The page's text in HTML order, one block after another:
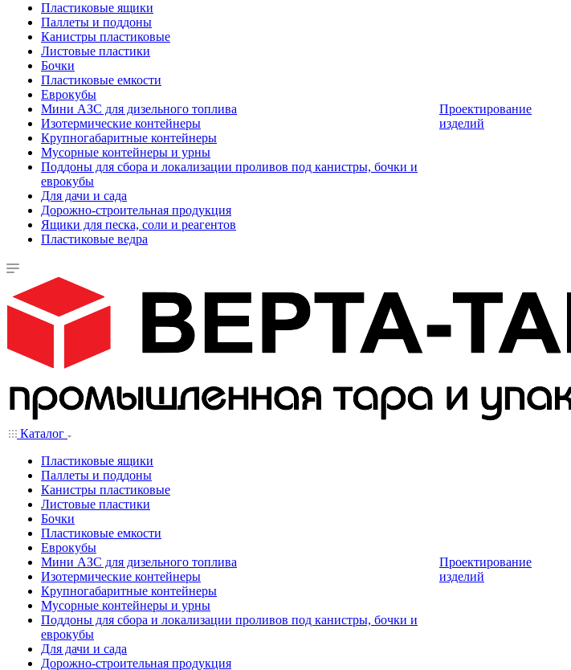
Пластиковые ящики
Паллеты и поддоны
Канистры пластиковые
Листовые пластики
Бочки
Пластиковые емкости
Еврокубы
Мини АЗС для дизельного топлива
Изотермические контейнеры
Крупногабаритные контейнеры
Мусорные контейнеры и урны
Поддоны для сбора и локализации проливов под канистры, бочки и
еврокубы
Для дачи и сада
Дорожно-строительная продукция
Ящики для песка, соли и реагентов
Пластиковые ведра
Проектирование
изделий
Каталог
Пластиковые ящики
Паллеты и поддоны
Канистры пластиковые
Листовые пластики
Бочки
Пластиковые емкости
Еврокубы
Мини АЗС для дизельного топлива
Изотермические контейнеры
Крупногабаритные контейнеры
Мусорные контейнеры и урны
Поддоны для сбора и локализации проливов под канистры, бочки и
еврокубы
Для дачи и сада
Дорожно-строительная продукция
Проектирование
изделий